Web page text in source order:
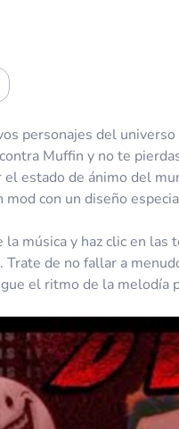
personajes del
Muffin y no te
estado de ánimo del
mod con un diseño
música y haz clic en las
Trate de no fallar a
el ritmo de la melodía